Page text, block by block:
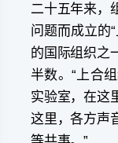
二十五年来，
问题而成立的
的国际组织之
半数。“上合
实验室，在这
这里，各方声